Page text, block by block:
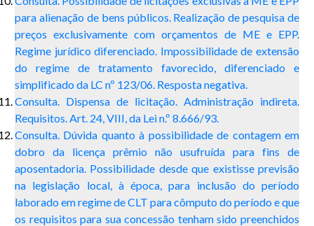
para alienação de bens públicos. Realização de pesquisa de
preços exclusivamente com orçamentos de ME e EPP.
Regime jurídico diferenciado. Impossibilidade de extensão
do regime de tratamento favorecido, diferenciado e
simplificado da LC nº 123/06. Resposta negativa.
Consulta. Dispensa de licitação. Administração indireta.
Requisitos. Art. 24, VIII, da Lei n.º 8.666/93.
Consulta. Dúvida quanto à possibilidade de contagem em
dobro da licença prêmio não usufruída para fins de
aposentadoria. Possibilidade desde que existisse previsão
na legislação local, à época, para inclusão do período
laborado em regime de CLT para cômputo do período e que
os requisitos para sua concessão tenham sido preenchidos